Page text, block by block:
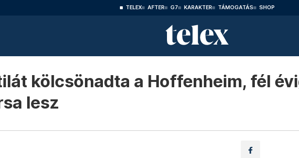
TELEX AFTER G7 KARAKTER TÁMOGATÁS SHOP
kölcsönadta a Hoffenheim, fél
lesz